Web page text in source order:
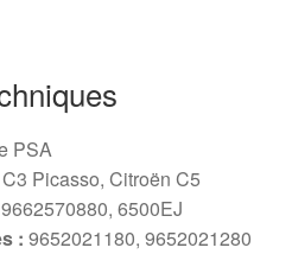
PSA
Picasso, Citroën C5
9662570880, 6500EJ
: 9652021180, 9652021280